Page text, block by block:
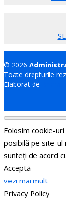
© 2026
Toate drepturile
Elaborat de
Folosim cookie-
posibilă pe site-ul
sunteți de acord
Acceptă
vezi mai mult
Privacy Policy